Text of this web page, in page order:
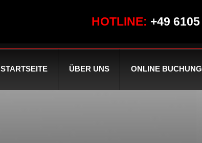
HOTLINE: +49 6105
STARTSEITE ÜBER UNS ONLINE BUCHUNG